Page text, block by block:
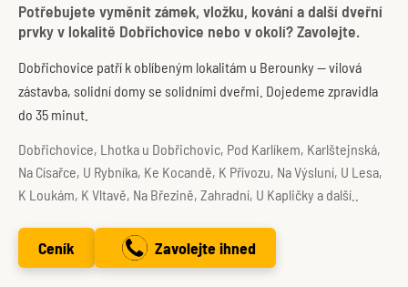
Potřebujete vyměnit zámek, vložku, kování a další dveřní
prvky v lokalitě Dobřichovice nebo v okolí? Zavolejte.
Dobřichovice patří k oblíbeným lokalitám u Berounky — vilová
zástavba, solidní domy se solidními dveřmi. Dojedeme zpravidla
do 35 minut.
Dobřichovice, Lhotka u Dobřichovic, Pod Karlíkem, Karlštejnská,
Na Císařce, U Rybníka, Ke Kocandě, K Přívozu, Na Výsluní, U Lesa,
K Loukám, K Vltavě, Na Březině, Zahradní, U Kapličky a další..
Ceník Zavolejte ihned